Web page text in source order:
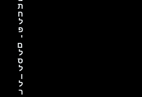
ת
ח
ל
פ
י
ם
ל
ס
ל
ו
ל
ר